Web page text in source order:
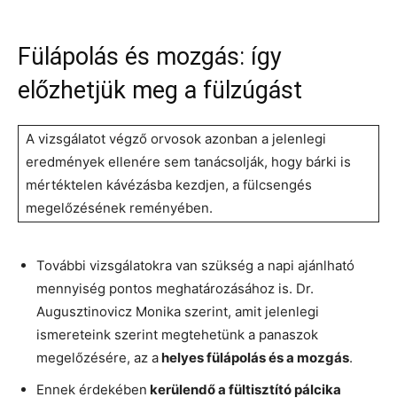
Fülápolás és mozgás: így
előzhetjük meg a fülzúgást
A vizsgálatot végző orvosok azonban a jelenlegi
eredmények ellenére sem tanácsolják, hogy bárki is
mértéktelen kávézásba kezdjen, a fülcsengés
megelőzésének reményében.
További vizsgálatokra van szükség a napi ajánlható
mennyiség pontos meghatározásához is. Dr.
Augusztinovicz Monika szerint, amit jelenlegi
ismereteink szerint megtehetünk a panaszok
megelőzésére, az ahelyes fülápolás és a mozgás.
Ennek érdekében kerülendő a fültisztító pálcika